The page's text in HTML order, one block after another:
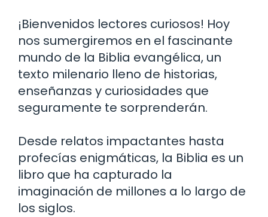
¡Bienvenidos lectores curiosos! Hoy
nos sumergiremos en el fascinante
mundo de la Biblia evangélica, un
texto milenario lleno de historias,
enseñanzas y curiosidades que
seguramente te sorprenderán.
Desde relatos impactantes hasta
profecías enigmáticas, la Biblia es un
libro que ha capturado la
imaginación de millones a lo largo de
los siglos.